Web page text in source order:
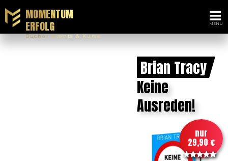
MOMENTUM
ERFOLG
Bücher Events & Kurse
Brian Tracy
Keine
Ausreden!
nur
29,90 €